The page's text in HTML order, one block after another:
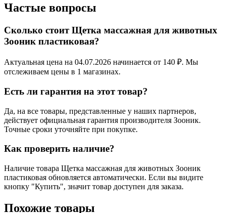
Частые вопросы
Сколько стоит Щетка массажная для животных
Зооник пластиковая?
Актуальная цена на 04.07.2026 начинается от 140 ₽. Мы
отслеживаем цены в 1 магазинах.
Есть ли гарантия на этот товар?
Да, на все товары, представленные у наших партнеров,
действует официальная гарантия производителя Зооник.
Точные сроки уточняйте при покупке.
Как проверить наличие?
Наличие товара Щетка массажная для животных Зооник
пластиковая обновляется автоматически. Если вы видите
кнопку "Купить", значит товар доступен для заказа.
Похожие товары